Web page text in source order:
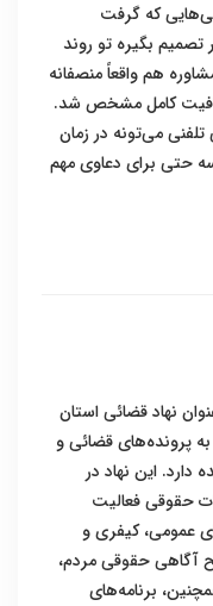
که گرفت
تصمیم بگیره تو روند
هم واقعاً منصفانه
کامل مشخص شد.
می‌تونه در زمان
حتی برای دعاوی مهم
نهاد قضائی استان
پرونده‌های قضائی و
دارد. این نهاد در
حقوقی فعالیت
عمومی، کیفری و
آگاهی حقوقی مردم،
برنامه‌های